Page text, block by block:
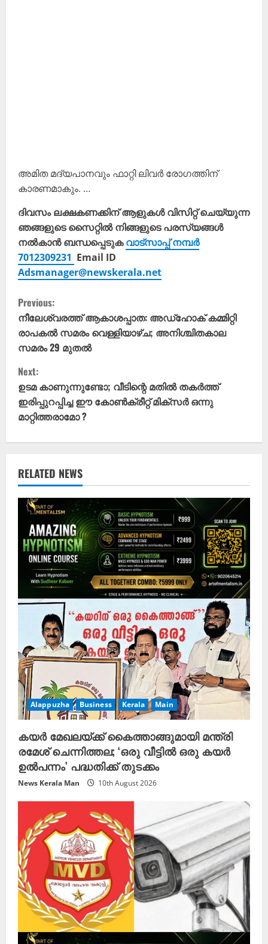
അമിത മദ്യപാനവും ഫാറ്റി ലിവര്‍ രോഗത്തിന്
കാരണമാകും. …
ദിവസം ലക്ഷകണക്കിന് ആളുകൾ വിസിറ്റ് ചെയ്യുന്ന
ഞങ്ങളുടെ സൈറ്റിൽ നിങ്ങളുടെ പരസ്യങ്ങൾ
നൽകാൻ ബന്ധപ്പെടുകവാട്സാപ്പ് നമ്പർ
7012309231 Email ID
Adsmanager@newskerala.net
C
o
n
t
i
n
u
e
R
a
i
g
Previous:
നീലേശ്വരത്ത് ആകാശപ്പാത: അഡ്‌ഹോക് കമ്മിറ്റി
രാപകൽ സമരം വെള്ളിയാഴ്ച; അനിശ്ചിതകാല
സമരം 29 മുതൽ
Next:
ഉടമ കാണുന്നുണ്ടോ; വീടിന്റെ മതിൽ തകർത്ത്
ഇരിപ്പുറപ്പിച്ച ഈ കോൺക്രീറ്റ് മിക്സർ ഒന്നു
മാറ്റിത്തരാമോ ?
RELATED NEWS
Alappuzha Business Kerala Main
കയർ മേഖലയ്ക്ക് കൈത്താങ്ങുമായി മന്ത്രി
രമേശ് ചെന്നിത്തല; ‘ഒരു വീട്ടിൽ ഒരു കയർ
ഉൽപന്നം’ പദ്ധതിക്ക് തുടക്കം
News Kerala Man 10th August 2026